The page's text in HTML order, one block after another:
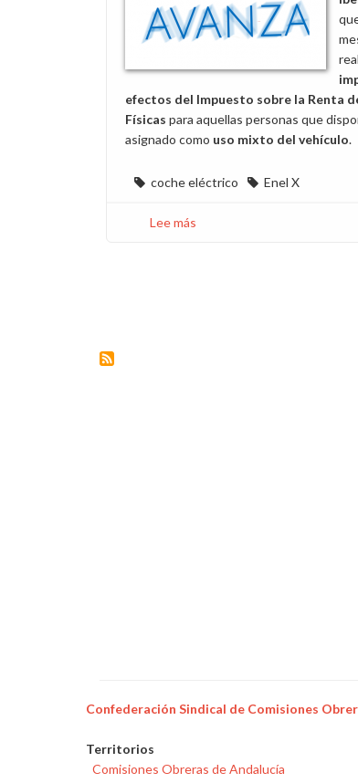
efectos del Impuesto sobre la Renta
Físicas para aquellas personas que
asignado como uso mixto del vehículo.
coche eléctrico Enel X
Lee más
Confederación Sindical de Comisiones
Territorios
Comisiones Obreras de Andalucía